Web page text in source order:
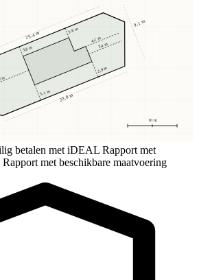
10 m
3,8 m
3,8 m
5,1 m
2,9 m
m
3,4 m
4,1 m
25,4 m
23,8 m
9,1 m
betalen met iDEAL Rapport met
Rapport met beschikbare maatvoering